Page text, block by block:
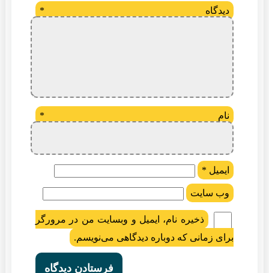
دیدگاه *
نام *
ایمیل *
وب‌ سایت
ذخیره نام، ایمیل و وبسایت من در مرورگر
برای زمانی که دوباره دیدگاهی می‌نویسم.